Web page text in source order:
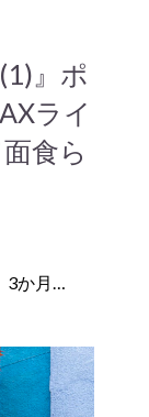
』ポ
ライ
食ら
3か月…